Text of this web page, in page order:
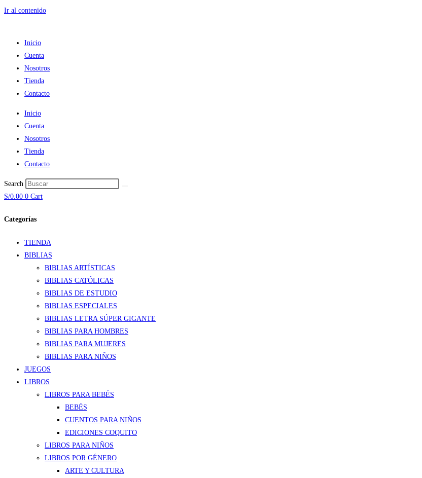
Ir al contenido
Inicio
Cuenta
Nosotros
Tienda
Contacto
Inicio
Cuenta
Nosotros
Tienda
Contacto
Search
S/0.00 0 Cart
Categorías
TIENDA
BIBLIAS
BIBLIAS ARTÍSTICAS
BIBLIAS CATÓLICAS
BIBLIAS DE ESTUDIO
BIBLIAS ESPECIALES
BIBLIAS LETRA SÚPER GIGANTE
BIBLIAS PARA HOMBRES
BIBLIAS PARA MUJERES
BIBLIAS PARA NIÑOS
JUEGOS
LIBROS
LIBROS PARA BEBÉS
BEBÉS
CUENTOS PARA NIÑOS
EDICIONES COQUITO
LIBROS PARA NIÑOS
LIBROS POR GÉNERO
ARTE Y CULTURA